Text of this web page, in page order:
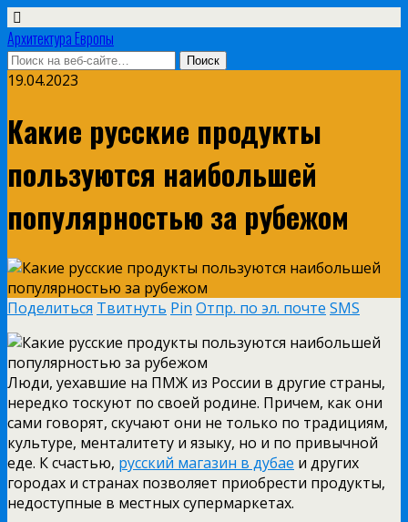
Архитектура Европы
19.04.2023
Какие русские продукты
пользуются наибольшей
популярностью за рубежом
Поделиться Твитнуть Pin Отпр. по эл. почте SMS
Люди, уехавшие на ПМЖ из России в другие страны,
нередко тоскуют по своей родине. Причем, как они
сами говорят, скучают они не только по традициям,
культуре, менталитету и языку, но и по привычной
еде. К счастью, русский магазин в дубае и других
городах и странах позволяет приобрести продукты,
недоступные в местных супермаркетах.